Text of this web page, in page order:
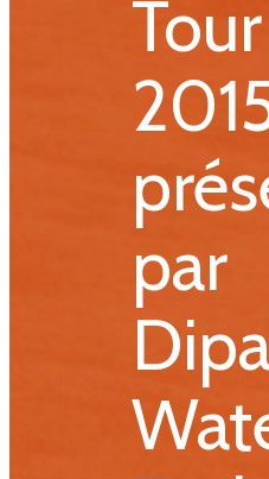
Tour
par